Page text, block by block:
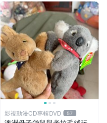
影視動漫CD專輯DVD 57